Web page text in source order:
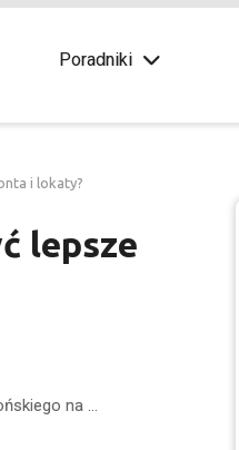
Poradniki
i lokaty?
lepsze
na …